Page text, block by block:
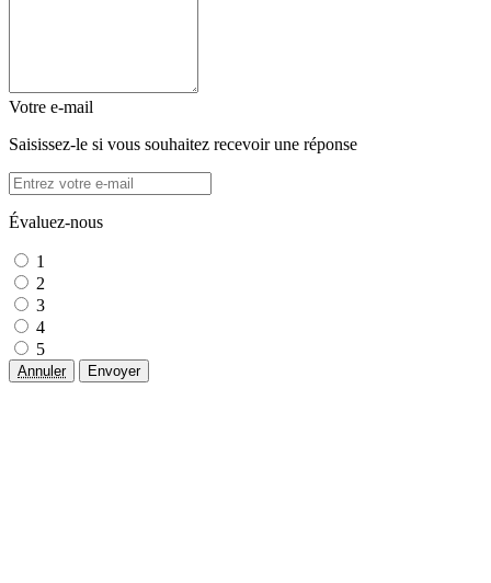
Votre e-mail
Saisissez-le si vous souhaitez recevoir une réponse
Évaluez-nous
1
2
3
4
5
Annuler Envoyer